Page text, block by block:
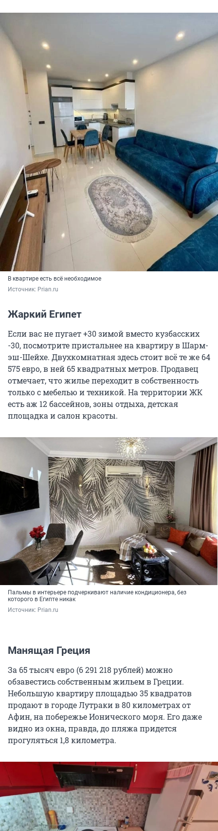
В квартире есть всё необходимое
Источник: Prian.ru
Жаркий Египет
Если вас не пугает +30 зимой вместо кузбасских
-30, посмотрите пристальнее на квартиру в Шарм-
эш-Шейхе. Двухкомнатная здесь стоит всё те же 64
575 евро, в ней 65 квадратных метров. Продавец
отмечает, что жилье переходит в собственность
только с мебелью и техникой. На территории ЖК
есть аж 12 бассейнов, зоны отдыха, детская
площадка и салон красоты.
Пальмы в интерьере подчеркивают наличие кондиционера, без
которого в Египте никак
Источник: Prian.ru
Манящая Греция
За 65 тысяч евро (6 291 218 рублей) можно
обзавестись собственным жильем в Греции.
Небольшую квартиру площадью 35 квадратов
продают в городе Лутраки в 80 километрах от
Афин, на побережье Ионического моря. Его даже
видно из окна, правда, до пляжа придется
прогуляться 1,8 километра.